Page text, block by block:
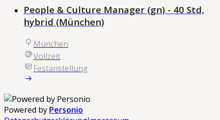
People & Culture Manager (gn) - 40 Std,
hybrid (München)
München
Vollzeit
Festanstellung
Powered by Personio